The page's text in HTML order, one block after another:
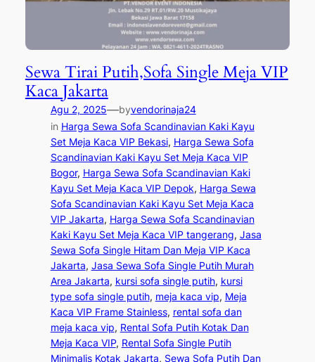
Sewa Tirai Putih,Sofa Single Meja VIP
Kaca Jakarta
Agu 2, 2025—byvendorinaja24
in Harga Sewa Sofa Scandinavian Kaki Kayu
Set Meja Kaca VIP Bekasi, Harga Sewa Sofa
Scandinavian Kaki Kayu Set Meja Kaca VIP
Bogor, Harga Sewa Sofa Scandinavian Kaki
Kayu Set Meja Kaca VIP Depok, Harga Sewa
Sofa Scandinavian Kaki Kayu Set Meja Kaca
VIP Jakarta, Harga Sewa Sofa Scandinavian
Kaki Kayu Set Meja Kaca VIP tangerang, Jasa
Sewa Sofa Single Hitam Dan Meja VIP Kaca
Jakarta, Jasa Sewa Sofa Single Putih Murah
Area Jakarta, kursi sofa single putih, kursi
type sofa single putih, meja kaca vip, Meja
Kaca VIP Frame Stainless, rental sofa dan
meja kaca vip, Rental Sofa Putih Kotak Dan
Meja Kaca VIP, Rental Sofa Single Putih
Minimalis Kotak Jakarta, Sewa Sofa Putih Dan